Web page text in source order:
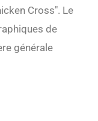
Cross". Le
de
générale